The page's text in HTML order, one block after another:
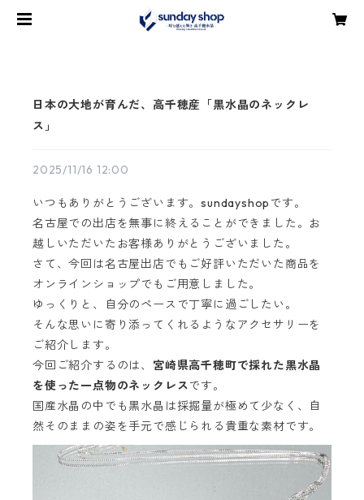
日本の大地が育んだ、高千穂産「黒水晶のネックレ
ス」
2025/11/16 12:00
いつもありがとうございます。sundayshopです。
名古屋での出店を無事に終えることができました。お
越しいただいたお客様ありがとうございました。
さて、今回は名古屋出店でもご好評いただいた商品を
オンラインショップでもご用意しました。
ゆっくりと、自分のペースで丁寧に過ごしたい。
そんな思いに寄り添ってくれるようなアクセサリーを
ご紹介します。
今回ご紹介するのは、 宮崎県高千穂町で採れた黒水晶
を使った一点物のネックレスです。
国産水晶の中でも黒水晶は採掘量が極めて少なく、自
然そのままの姿を手元で感じられる貴重な素材です。